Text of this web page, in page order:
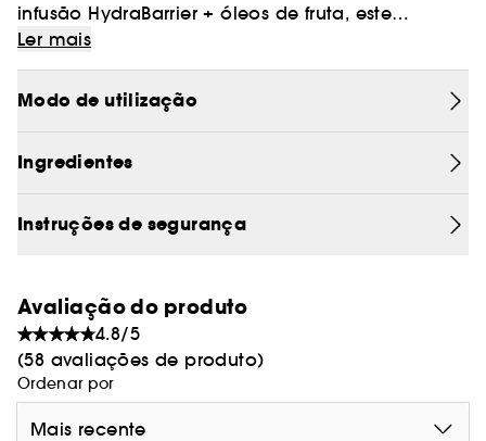
infusão HydraBarrier + óleos de fruta, este
bálsamo labial com ácido hialurónico
proporciona uma hidratação reforçada,
aplicação após aplicação.
Ler mais
Modo de utilização
Ingredientes
Instruções de segurança
Avaliação do produto
4.8/5
(58 avaliações de produto)
Ordenar por
Mais recente